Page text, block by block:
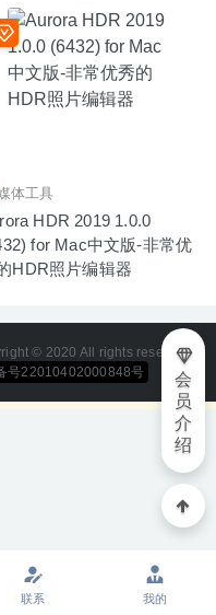
体工具
HDR 2019 1.0.0
for Mac中文版-非常优
HDR照片编辑器
© 2020 All rights reserved
号22010402000848号
会
员
介
绍
音频编辑工具
果处理软件 2025-08-12
接制作工具 2023-05-02
联系 我的